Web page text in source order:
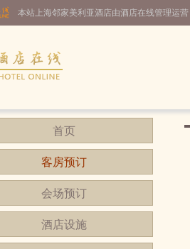
本站上海邻家美利亚酒店由酒店在线管理运
首页
客房预订
会场预订
酒店设施